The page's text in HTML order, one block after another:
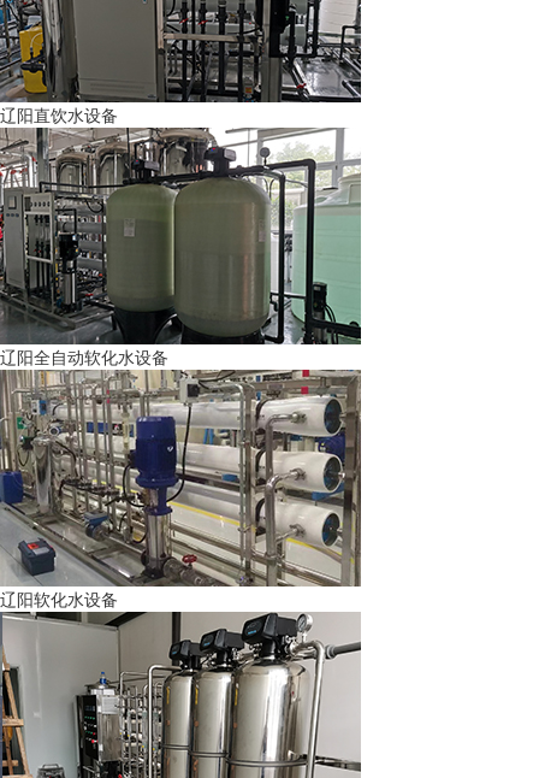
辽阳直饮水设备
辽阳全自动软化水设备
辽阳软化水设备